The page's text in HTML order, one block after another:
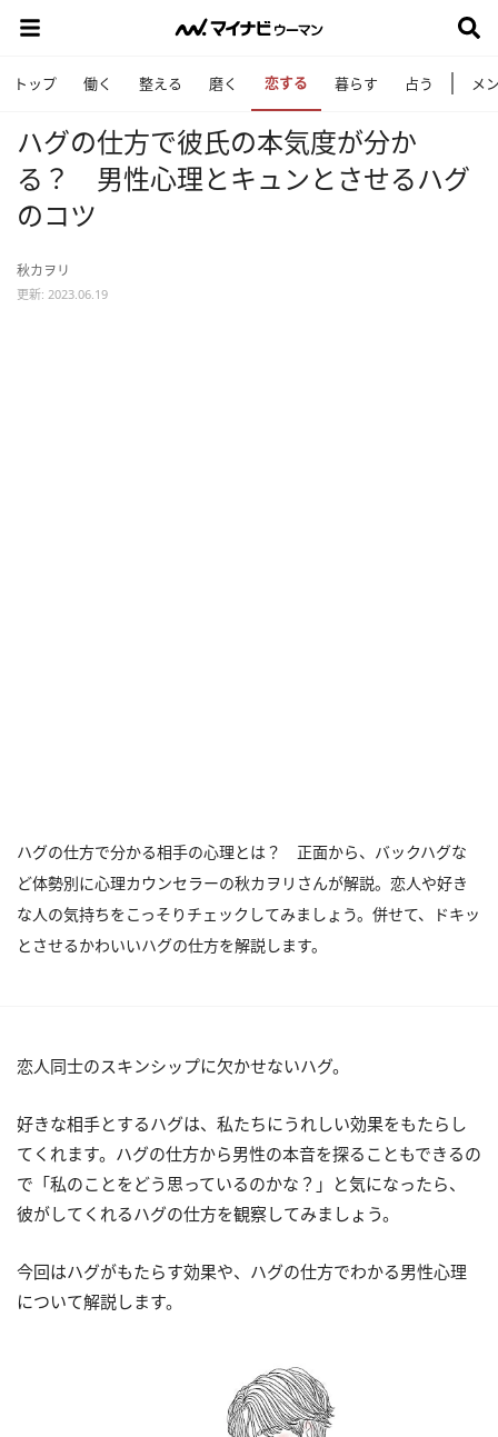
トップ 働く 整える 磨く 恋する 暮らす 占う メ
ハグの仕方で彼氏の本気度が分か
る？ 男性心理とキュンとさせるハグ
のコツ
秋カヲリ
更新: 2023.06.19
ハグの仕方で分かる相手の心理とは？ 正面から、バックハグな
ど体勢別に心理カウンセラーの秋カヲリさんが解説。恋人や好き
な人の気持ちをこっそりチェックしてみましょう。併せて、ドキッ
とさせるかわいいハグの仕方を解説します。
恋人同士のスキンシップに欠かせないハグ。
好きな相手とするハグは、私たちにうれしい効果をもたらし
てくれます。ハグの仕方から男性の本音を探ることもできるの
で「私のことをどう思っているのかな？」と気になったら、
彼がしてくれるハグの仕方を観察してみましょう。
今回はハグがもたらす効果や、ハグの仕方でわかる男性心理
について解説します。